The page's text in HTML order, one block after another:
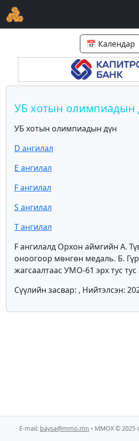
📅 Календар
УБ хотын олимпиадын
УБ хотын олимпиадын дүн
D ангилал
E ангилал
F ангилал
S ангилал
T ангилал
F ангилалд Орхон аймгийн А.
оноогоор мөнгөн медаль. Б.
жагсаалтаас УМО-61 эрх тус тус
Сүүлийн засвар: , Нийтэлсэн:
E-mail: baysa@mmo.mn • ММОХ © 2025